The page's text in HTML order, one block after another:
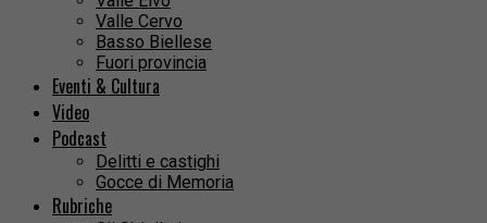
Valle Cervo
Basso Biellese
Fuori provincia
Eventi & Cultura
Video
Podcast
Delitti e castighi
Gocce di Memoria
Rubriche